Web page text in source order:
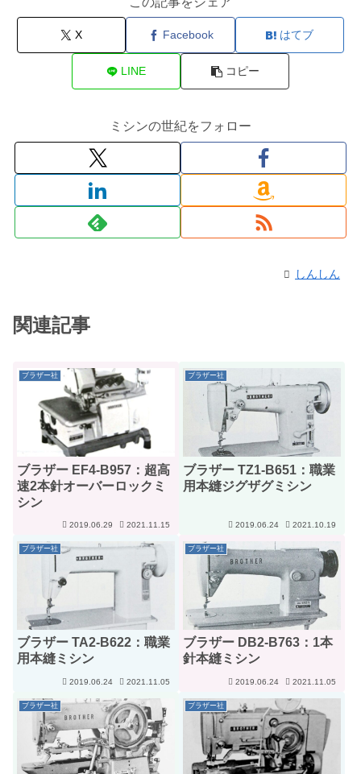
X Facebook はてブ
LINE コピー
ミシンの世紀をフォロー
しんしん
関連記事
ブラザー社
ブラザー EF4-B957：超高
速2本針オーバーロックミ
シン
2019.06.29 2021.11.15
ブラザー社
ブラザー TZ1-B651：職業
用本縫ジグザグミシン
2019.06.24 2021.10.19
ブラザー社
ブラザー TA2-B622：職業
用本縫ミシン
2019.06.24 2021.11.05
ブラザー社
ブラザー DB2-B763：1本
針本縫ミシン
2019.06.24 2021.11.05
ブラザー社 ブラザー社